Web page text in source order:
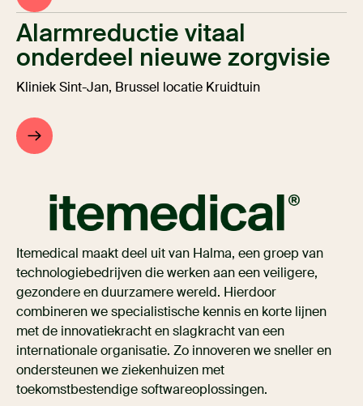
Alarmreductie vitaal
onderdeel nieuwe zorgvisie
Kliniek Sint-Jan, Brussel locatie Kruidtuin
Itemedical maakt deel uit van Halma, een groep van
technologiebedrijven die werken aan een veiligere,
gezondere en duurzamere wereld. Hierdoor
combineren we specialistische kennis en korte lijnen
met de innovatiekracht en slagkracht van een
internationale organisatie. Zo innoveren we sneller en
ondersteunen we ziekenhuizen met
toekomstbestendige softwareoplossingen.